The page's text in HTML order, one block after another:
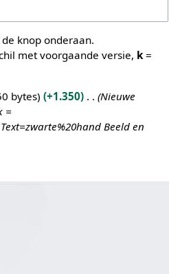
knop onderaan.
met voorgaande versie, k =
bytes +1.350
Nieuwe
=
Beeld en